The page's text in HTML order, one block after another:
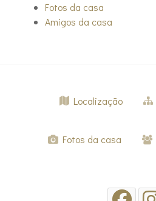
Fotos da casa
Amigos da casa
Localização
Fotos da casa